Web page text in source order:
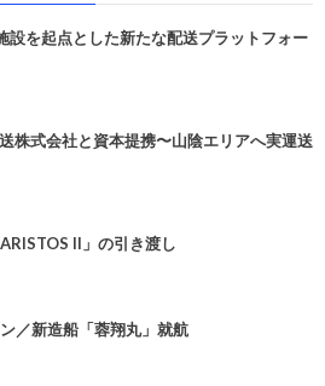
を起点とした新たな配送プラットフォー
株式会社と資本提携〜山陰エリアへ実運送
II」の引き渡し
／新造船「蓉翔丸」就航